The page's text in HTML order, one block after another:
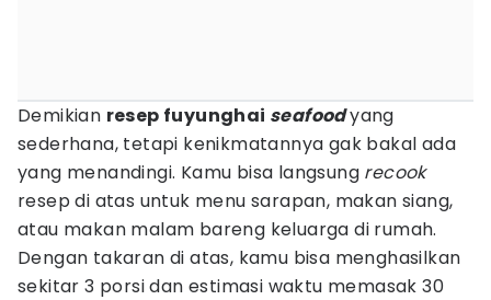
Demikian resep fuyunghai seafoodyang
sederhana, tetapi kenikmatannya gak bakal ada
yang menandingi. Kamu bisa langsung recook
resep di atas untuk menu sarapan, makan siang,
atau makan malam bareng keluarga di rumah.
Dengan takaran di atas, kamu bisa menghasilkan
sekitar 3 porsi dan estimasi waktu memasak 30